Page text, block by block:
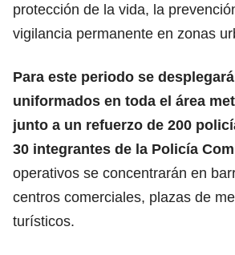
protección de la vida, la
vigilancia permanente en zonas
Para este periodo se
uniformados en toda el área
junto a un refuerzo de 200
30 integrantes de la Policía
operativos se concentrarán en
centros comerciales, plazas de
turísticos.